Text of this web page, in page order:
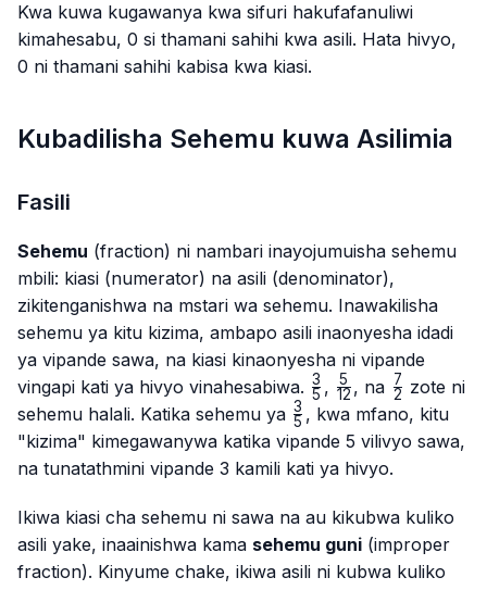
Kwa kuwa kugawanya kwa sifuri hakufafanuliwi
kimahesabu, 0 si thamani sahihi kwa asili. Hata hivyo,
0 ni thamani sahihi kabisa kwa kiasi.
Kubadilisha Sehemu kuwa Asilimia
Fasili
Sehemu (fraction) ni nambari inayojumuisha sehemu
mbili: kiasi (numerator) na asili (denominator),
zikitenganishwa na mstari wa sehemu. Inawakilisha
sehemu ya kitu kizima, ambapo asili inaonyesha idadi
ya vipande sawa, na kiasi kinaonyesha ni vipande
vingapi kati ya hivyo vinahesabiwa. \frac{3}
{5}
5
3 , \frac{5}
{12}
12
5 , na \frac{7}
{2}
2
7 zote ni
sehemu halali. Katika sehemu ya \frac{3}
{5}
5
3 , kwa mfano, kitu
"kizima" kimegawanywa katika vipande 5 vilivyo sawa,
na tunatathmini vipande 3 kamili kati ya hivyo.
Ikiwa kiasi cha sehemu ni sawa na au kikubwa kuliko
asili yake, inaainishwa kama sehemu guni (improper
fraction). Kinyume chake, ikiwa asili ni kubwa kuliko